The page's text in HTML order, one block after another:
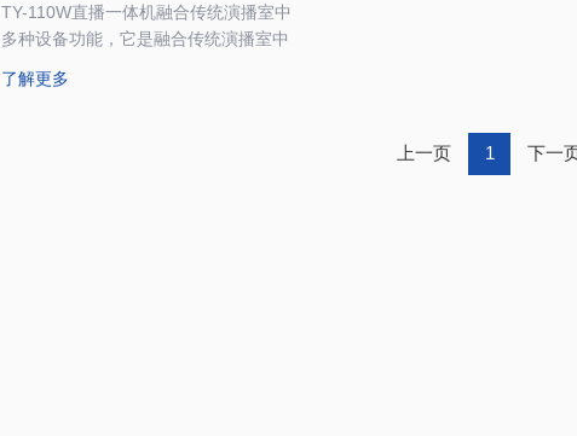
TY-110W直播一体机融合传统演播室中
多种设备功能，它是融合传统演播室中
播、图文字幕包装、信号切换、外置设
了解更多
上一页 1 下一